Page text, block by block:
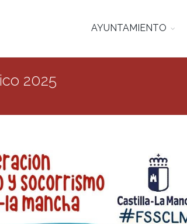
AYUNTAMIENTO
2025